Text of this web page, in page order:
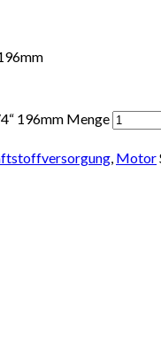
196mm Menge
Motor